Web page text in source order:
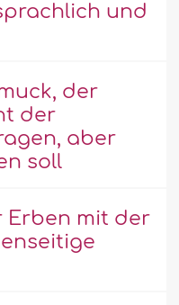
und
der
der
aber
soll
Erben mit der